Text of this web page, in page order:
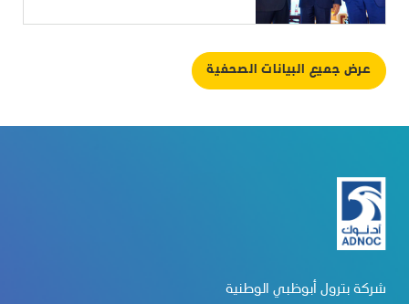
عرض جميع البيانات الصحفية
شركة بترول أبوظبي الوطنية